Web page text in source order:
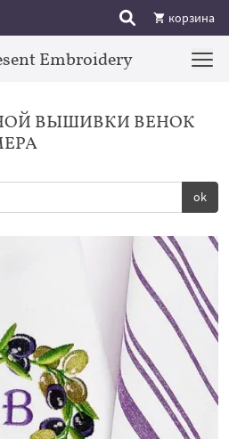
корзина
Embroidery
ВЫШИВКИ ВЕНОК
ok